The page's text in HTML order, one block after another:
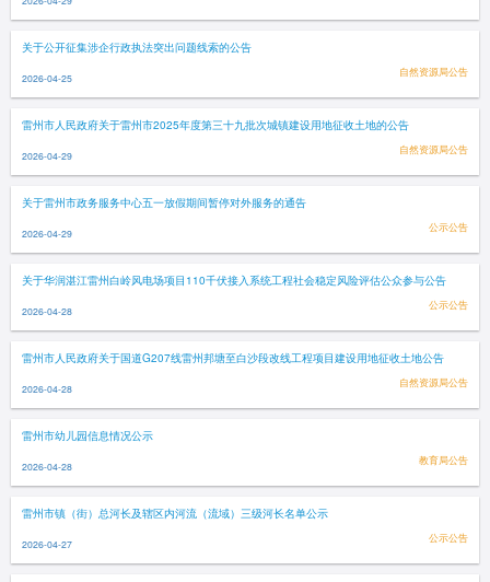
关于公开征集涉企行政执法突出问题线索的公告
2026-04-25 自然资源局公告
雷州市人民政府关于雷州市2025年度第三十九批次城镇建设用地征收土地的公告
2026-04-29 自然资源局公告
关于雷州市政务服务中心五一放假期间暂停对外服务的通告
2026-04-29 公示公告
关于华润湛江雷州白岭风电场项目110千伏接入系统工程社会稳定风险评估公众参与公告
2026-04-28 公示公告
雷州市人民政府关于国道G207线雷州邦塘至白沙段改线工程项目建设用地征收土地公告
2026-04-28 自然资源局公告
雷州市幼儿园信息情况公示
2026-04-28 教育局公告
雷州市镇（街）总河长及辖区内河流（流域）三级河长名单公示
2026-04-27 公示公告